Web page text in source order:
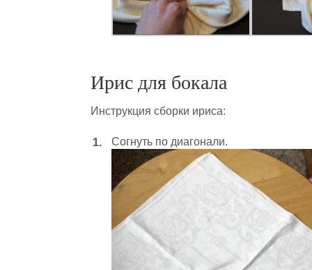
Ирис для бокала
Инструкция сборки ириса:
Согнуть по диагонали.